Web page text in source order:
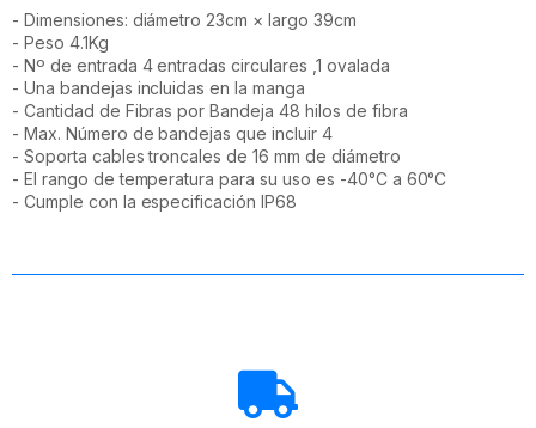
- Dimensiones: diámetro 23cm × largo 39cm
- Peso 4.1Kg
- Nº de entrada 4 entradas circulares ,1 ovalada
- Una bandejas incluidas en la manga
- Cantidad de Fibras por Bandeja 48 hilos de fibra
- Max. Número de bandejas que incluir 4
- Soporta cables troncales de 16 mm de diámetro
- El rango de temperatura para su uso es -40°C a 60°C
- Cumple con la especificación IP68